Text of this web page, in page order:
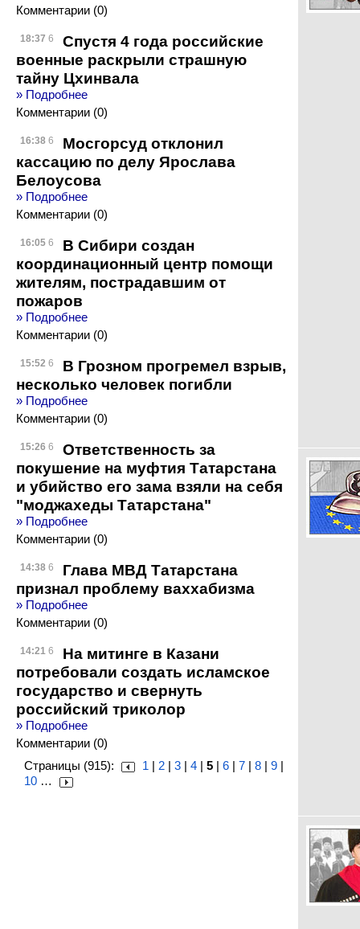
Комментарии (0)
18:37 6
Спустя 4 года российские
военные раскрыли страшную
тайну Цхинвала
» Подробнее
Комментарии (0)
16:38 6
Мосгорсуд отклонил
кассацию по делу Ярослава
Белоусова
» Подробнее
Комментарии (0)
16:05 6
В Сибири создан
координационный центр помощи
жителям, пострадавшим от
пожаров
» Подробнее
Комментарии (0)
15:52 6
В Грозном прогремел взрыв,
несколько человек погибли
» Подробнее
Комментарии (0)
15:26 6
Ответственность за
покушение на муфтия Татарстана
и убийство его зама взяли на себя
"моджахеды Татарстана"
» Подробнее
Комментарии (0)
14:38 6
Глава МВД Татарстана
признал проблему ваххабизма
» Подробнее
Комментарии (0)
14:21 6
На митинге в Казани
потребовали создать исламское
государство и свернуть
российский триколор
» Подробнее
Комментарии (0)
Страницы (915):
1 | 2 | 3 | 4 | 5 | 6 | 7 | 8 | 9 |
10 …